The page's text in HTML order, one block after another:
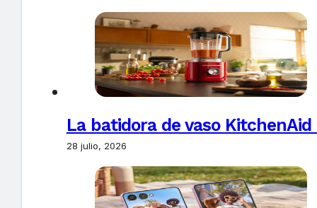
La batidora de vaso
28 julio, 2026